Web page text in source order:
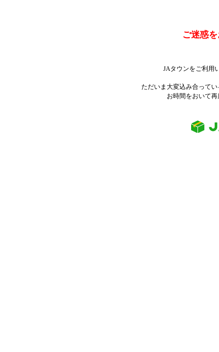
ご迷惑
JAタウンをご利用
ただいま大変込み合って
お時間をおいて